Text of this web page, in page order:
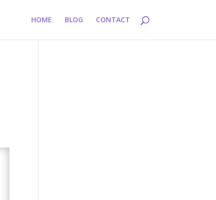
HOME BLOG CONTACT